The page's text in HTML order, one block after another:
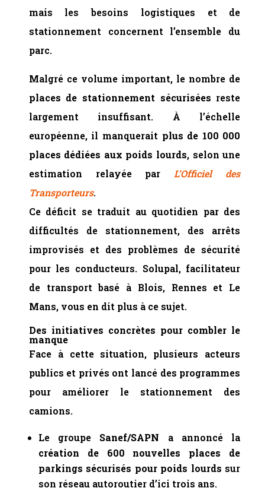
mais les besoins logistiques et de
stationnement concernent l’ensemble du
parc.
Malgré ce volume important, le nombre de
places de stationnement sécurisées reste
largement insuffisant. À l’échelle
européenne, il manquerait plus de 100 000
places dédiées aux poids lourds, selon une
estimation relayée par L’Officiel des
Transporteurs.
Ce déficit se traduit au quotidien par des
difficultés de stationnement, des arrêts
improvisés et des problèmes de sécurité
pour les conducteurs. Solupal, facilitateur
de transport basé à Blois, Rennes et Le
Mans, vous en dit plus à ce sujet.
Des initiatives concrètes pour combler le
manque
Face à cette situation, plusieurs acteurs
publics et privés ont lancé des programmes
pour améliorer le stationnement des
camions.
Le groupe Sanef/SAPN a annoncé la
création de 600 nouvelles places de
parkings sécurisés pour poids lourds sur
son réseau autoroutier d’ici trois ans.